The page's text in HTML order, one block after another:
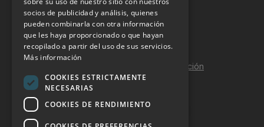
Aviso Legal
Política de Privacidad
Política de Cookies
Política de calidad y seguridad de la información
Contacto
socios de publicidad y análisis, quienes
pueden combinarla con otra información
que les haya proporcionado o que hayan
recopilado a partir del uso de sus servicios.
Más información
COOKIES ESTRICTAMENTE
NECESARIAS
COOKIES DE RENDIMIENTO